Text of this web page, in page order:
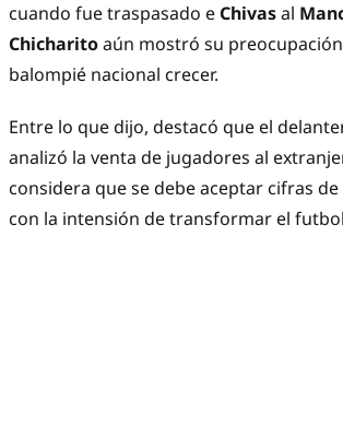
cuando fue traspasado e Chivasal
Chicharitoaún mostró su
balompié nacional crecer.
Entre lo que dijo, destacó que el
analizó la venta de jugadores al
considera que se debe aceptar cifras
con la intensión de transformar el